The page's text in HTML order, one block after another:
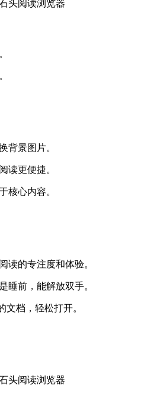
背景图片。
读更便捷。
核心内容。
读的专注度和体验。
睡前，能解放双手。
文档，轻松打开。